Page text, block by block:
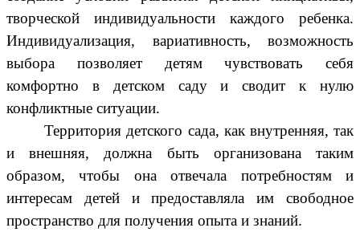
творческой индивидуальности каждого ребенка.
Индивидуализация, вариативность, возможность
выбора позволяет детям чувствовать себя
комфортно в детском саду и сводит к нулю
конфликтные ситуации.
Территория детского сада, как внутренняя, так
и внешняя, должна быть организована таким
образом, чтобы она отвечала потребностям и
интересам детей и предоставляла им свободное
пространство для получения опыта и знаний.